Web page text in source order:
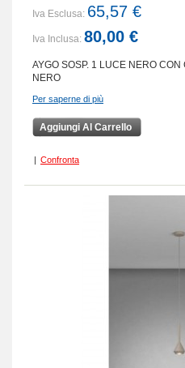
Iva Esclusa: 65,57 €
Iva Inclusa: 80,00 €
AYGO SOSP. 1 LUCE NERO
NERO
Per saperne di più
Aggiungi Al Carrello
| Confronta